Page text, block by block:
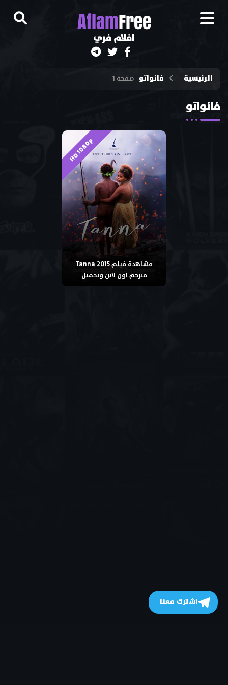
AflamFree
افلام فري
الرئيسية فانواتو صفحة 1
فانواتو
HD 1080p
مشاهدة فيلم Tanna 2015
مترجم اون لاين وتحميل
اشترك معنا